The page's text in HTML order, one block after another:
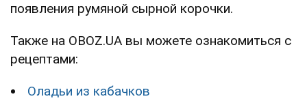
появления румяной сырной корочки.
Также на OBOZ.UA вы можете ознакомиться с
рецептами:
Оладьи из кабачков